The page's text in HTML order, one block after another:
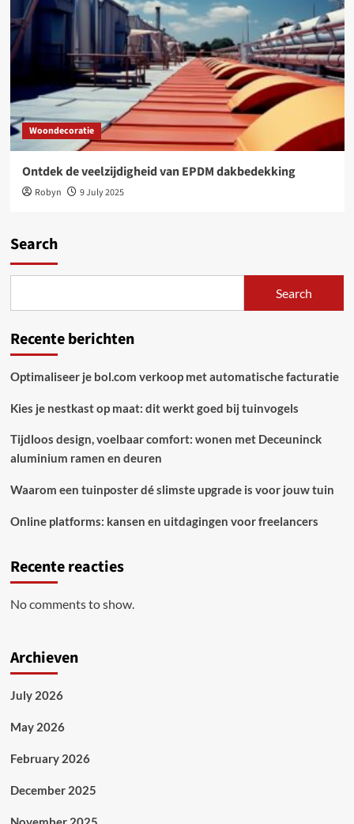
Woondecoratie
Ontdek de veelzijdigheid van EPDM dakbedekking
Robyn 9 July 2025
Search
Search
Recente berichten
Optimaliseer je bol.com verkoop met automatische facturatie
Kies je nestkast op maat: dit werkt goed bij tuinvogels
Tijdloos design, voelbaar comfort: wonen met Deceuninck
aluminium ramen en deuren
Waarom een tuinposter dé slimste upgrade is voor jouw tuin
Online platforms: kansen en uitdagingen voor freelancers
Recente reacties
No comments to show.
Archieven
July 2026
May 2026
February 2026
December 2025